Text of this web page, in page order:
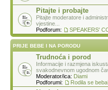
Pitajte i probajte
Pitajte moderatore i
vjestine...
Podforum:
SPEAKERS'
PRIJE BEBE I NA PORODU
Trudnoća i porod
Informacije i razmjena
svakodnevnom ugodnom
Moderator/ica: Diami
Podforumi:
Rodila se beba!